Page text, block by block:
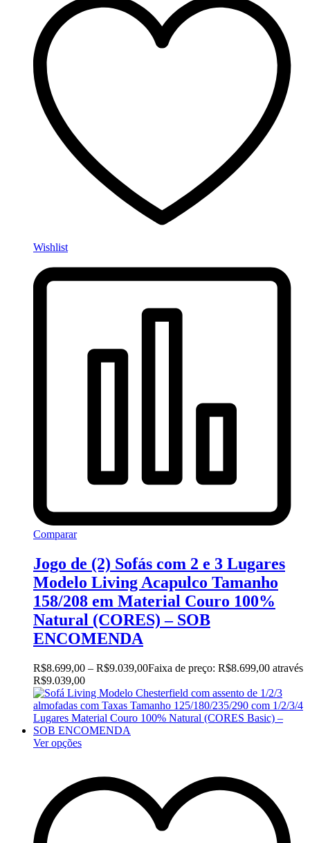
Wishlist
Comparar
Jogo de (2) Sofás com 2 e 3 Lugares
Modelo Living Acapulco Tamanho
158/208 em Material Couro 100%
Natural (CORES) – SOB
ENCOMENDA
R$8.699,00 – R$9.039,00Faixa de preço: R$8.699,00 através
R$9.039,00
Ver opções